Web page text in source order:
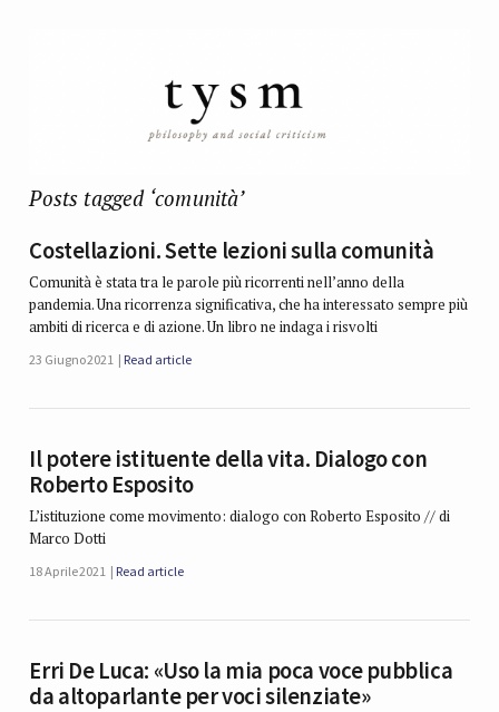
Posts tagged ‘comunità’
Costellazioni. Sette lezioni sulla comunità
Comunità è stata tra le parole più ricorrenti nell’anno della
pandemia. Una ricorrenza significativa, che ha interessato sempre più
ambiti di ricerca e di azione. Un libro ne indaga i risvolti
23 Giugno 2021 Read article
Il potere istituente della vita. Dialogo con
Roberto Esposito
L’istituzione come movimento: dialogo con Roberto Esposito // di
Marco Dotti
18 Aprile 2021 Read article
Erri De Luca: «Uso la mia poca voce pubblica
da altoparlante per voci silenziate»